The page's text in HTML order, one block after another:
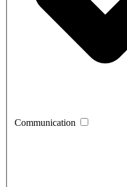
Communication